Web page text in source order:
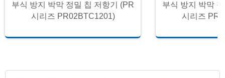
부식 방지 박막 정밀 칩 저항기 (PR
시리즈 PR02BTC1201)
부식 방지 박막
시리즈